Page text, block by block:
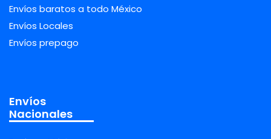
Envíos baratos a todo México
Envíos Locales
Envíos prepago
Envíos
Nacionales